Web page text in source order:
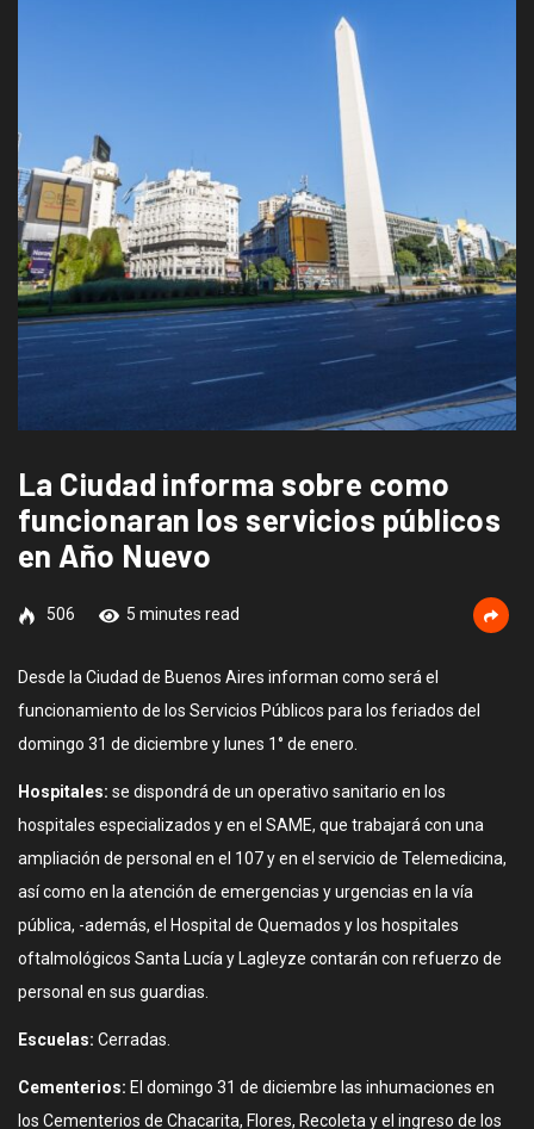
La Ciudad informa sobre como
funcionaran los servicios públicos
en Año Nuevo
506 5 minutes read
Desde la Ciudad de Buenos Aires informan como será el
funcionamiento de los Servicios Públicos para los feriados del
domingo 31 de diciembre y lunes 1° de enero.
Hospitales: se dispondrá de un operativo sanitario en los
hospitales especializados y en el SAME, que trabajará con una
ampliación de personal en el 107 y en el servicio de Telemedicina,
así como en la atención de emergencias y urgencias en la vía
pública, -además, el Hospital de Quemados y los hospitales
oftalmológicos Santa Lucía y Lagleyze contarán con refuerzo de
personal en sus guardias.
Escuelas: Cerradas.
Cementerios: El domingo 31 de diciembre las inhumaciones en
los Cementerios de Chacarita, Flores, Recoleta y el ingreso de los